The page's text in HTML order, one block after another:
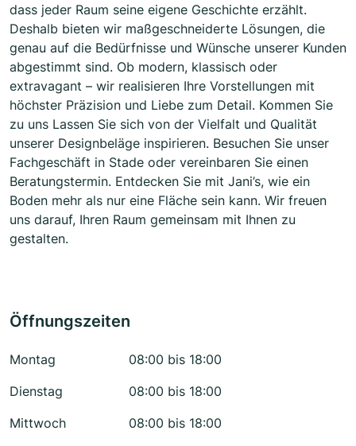
dass jeder Raum seine eigene Geschichte erzählt.
Deshalb bieten wir maßgeschneiderte Lösungen, die
genau auf die Bedürfnisse und Wünsche unserer Kunden
abgestimmt sind. Ob modern, klassisch oder
extravagant – wir realisieren Ihre Vorstellungen mit
höchster Präzision und Liebe zum Detail. Kommen Sie
zu uns Lassen Sie sich von der Vielfalt und Qualität
unserer Designbeläge inspirieren. Besuchen Sie unser
Fachgeschäft in Stade oder vereinbaren Sie einen
Beratungstermin. Entdecken Sie mit Jani’s, wie ein
Boden mehr als nur eine Fläche sein kann. Wir freuen
uns darauf, Ihren Raum gemeinsam mit Ihnen zu
gestalten.
Öffnungszeiten
Montag
08:00 bis 18:00
Dienstag
08:00 bis 18:00
Mittwoch
08:00 bis 18:00